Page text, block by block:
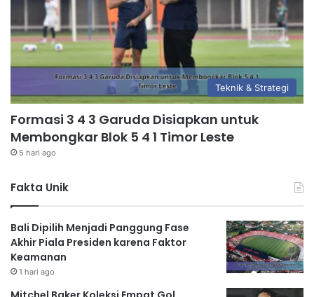
Teknik & Strategi
Formasi 3 4 3 Garuda Disiapkan untuk
Membongkar Blok 5 4 1 Timor Leste
5 hari ago
Fakta Unik
Bali Dipilih Menjadi Panggung Fase
Akhir Piala Presiden karena Faktor
Keamanan
1 hari ago